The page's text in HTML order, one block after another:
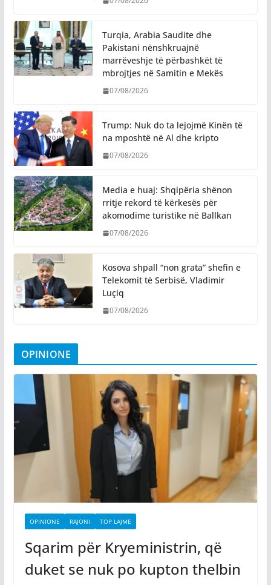
Turqia, Arabia Saudite dhe
Pakistani nënshkruajnë
marrëveshje të përbashkët të
mbrojtjes në Samitin e Mekës
07/08/2026
Trump: Nuk do ta lejojmë Kinën të
na mposhtë në Al dhe kripto
07/08/2026
Media e huaj: Shqipëria shënon
rritje rekord të kërkesës për
akomodime turistike në Ballkan
07/08/2026
Kosova shpall “non grata” shefin e
Telekomit të Serbisë, Vladimir
Luçiq
07/08/2026
OPINIONE
OPINIONE RAJONI TOP LAJME
Sqarim për Kryeministrin, që
duket se nuk po kupton thelbin